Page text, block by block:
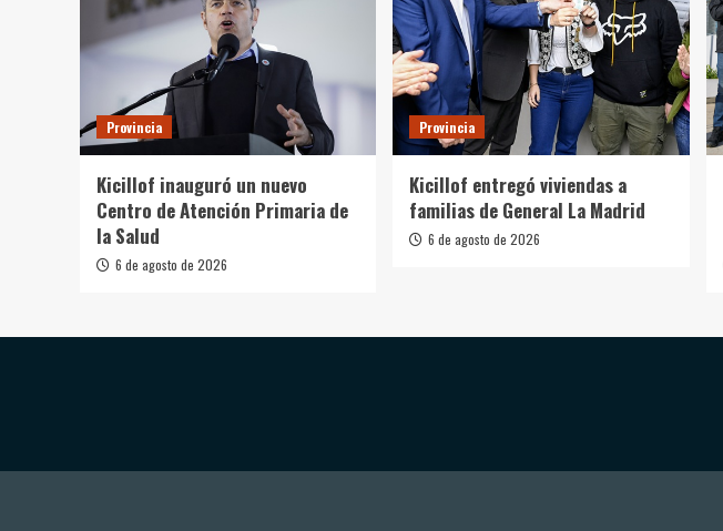
Provincia
Kicillof inauguró un nuevo
Centro de Atención Primaria de
la Salud
6 de agosto de 2026
Provincia
Kicillof entregó viviendas a
familias de General La Madrid
6 de agosto de 2026